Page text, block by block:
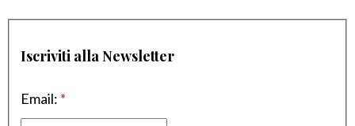
Iscriviti alla Newsletter
Email: *